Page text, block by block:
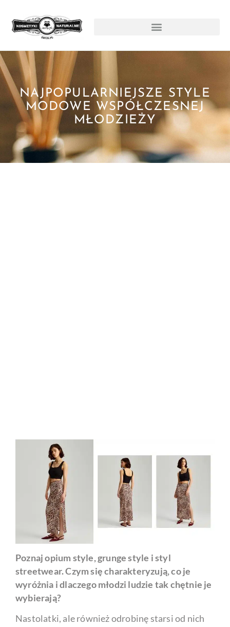
NAJPOPULARNIEJSZE STYLE
MODOWE WSPÓŁCZESNEJ
MŁODZIEŻY
Poznaj opium style, grunge style i styl
streetwear. Czym się charakteryzują, co je
wyróżnia i dlaczego młodzi ludzie tak chętnie je
wybierają?
Nastolatki, ale również odrobinę starsi od nich